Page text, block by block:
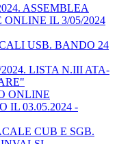
ASSEMBLEA
IL 3/05/2024
USB. BANDO 24
LISTA N.III ATA-
ONLINE
IL 03.05.2024 -
CUB E SGB.